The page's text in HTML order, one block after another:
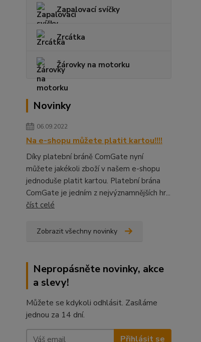
Zapalovací svíčky
Zrcátka
Žárovky na motorku
Novinky
06.09.2022
Na e-shopu můžete platit kartou!!!!
Díky platební bráně ComGate nyní
můžete jakékoli zboží v našem e-shopu
jednoduše platit kartou. Platební brána
ComGate je jedním z nejvýznamnějších hr...
číst celé
Zobrazit všechny novinky
Nepropásněte novinky, akce
a slevy!
Můžete se kdykoli odhlásit. Zasíláme
jednou za 14 dní.
Přihlásit se